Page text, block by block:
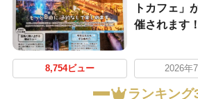
トカフェ」
催されます！
8,754ビュー 2026年
ランキング